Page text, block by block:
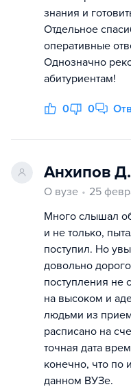
знания и
Отдельное
оперативные
Однозначно
абитуриентам!
0 0
Анхипов Д.
О вузе
25
Много слышал
и не только,
поступил. Но
довольно
поступления не
на высоком и
людьми из
расписано на
точная дата
конечно, что по
данном ВУЗе.